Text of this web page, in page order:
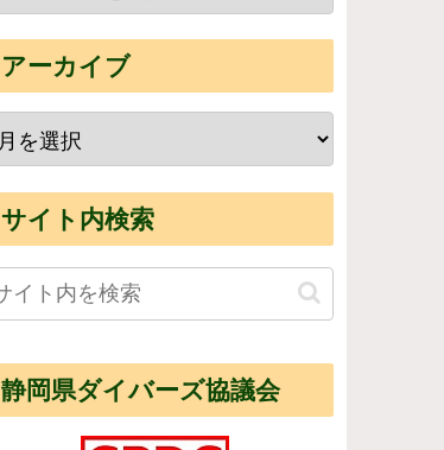
アーカイブ
サイト内検索
静岡県ダイバーズ協議会